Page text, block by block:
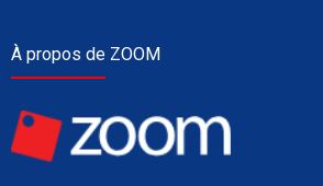
À propos de ZOOM